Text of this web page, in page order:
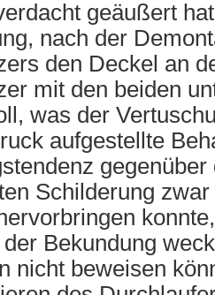
geäußert
nach der
den Deckel an
mit den beiden
was der
aufgestellte
Schilderung
Bekundung
nicht beweisen